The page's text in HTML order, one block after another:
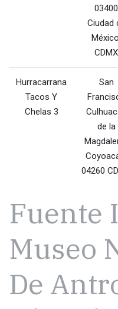
03400
Ciudad
CDMX
Hurracarrana
Tacos Y
Chelas 3
San
de la
04260
Fuente
Museo
De